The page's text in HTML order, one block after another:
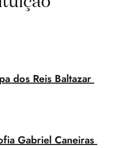
dos Reis Baltazar
Gabriel Caneiras